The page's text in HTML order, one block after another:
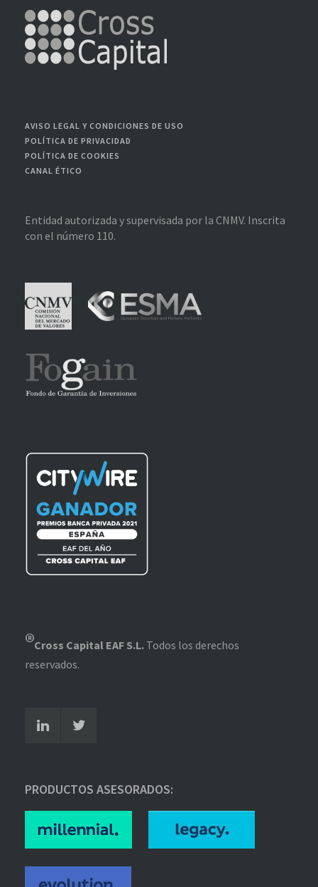
AVISO LEGAL Y CONDICIONES DE USO
POLÍTICA DE PRIVACIDAD
POLÍTICA DE COOKIES
CANAL ÉTICO
Entidad autorizada y supervisada por la CNMV. Inscrita
con el número 110.
®Cross Capital EAF S.L. Todos los derechos
reservados.
PRODUCTOS ASESORADOS: